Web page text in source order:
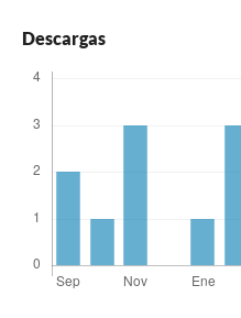
Descargas